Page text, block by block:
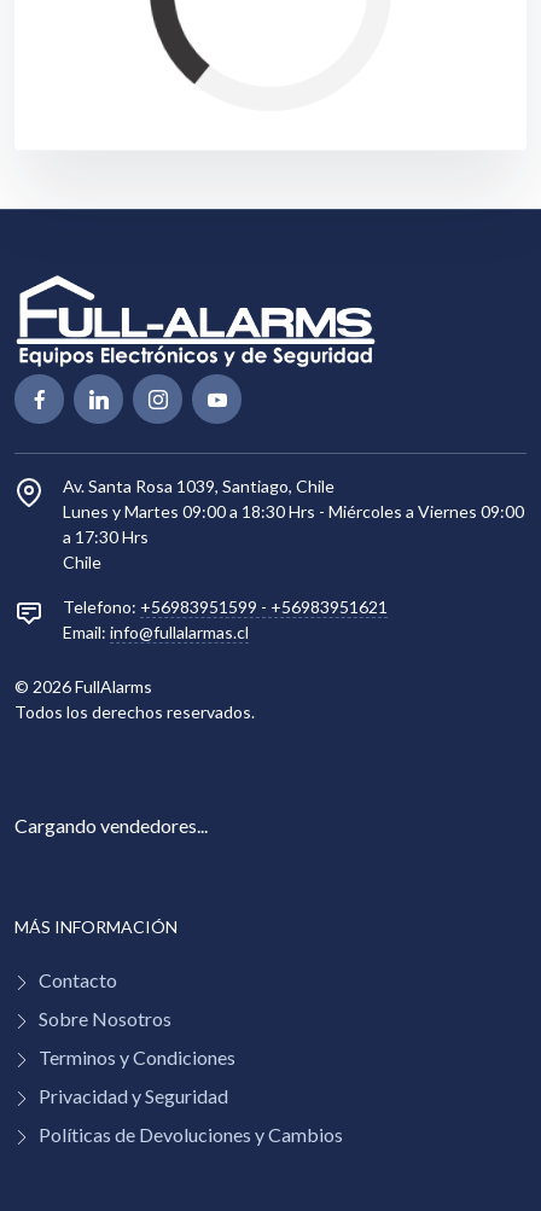
Av. Santa Rosa 1039, Santiago, Chile
Lunes y Martes 09:00 a 18:30 Hrs - Miércoles a Viernes 09:00
a 17:30 Hrs
Chile
Telefono: +56983951599 - +56983951621
Email: info@fullalarmas.cl
© 2026FullAlarms
Todos los derechos reservados.
Cargando vendedores...
MÁS INFORMACIÓN
Contacto
Sobre Nosotros
Terminos y Condiciones
Privacidad y Seguridad
Políticas de Devoluciones y Cambios